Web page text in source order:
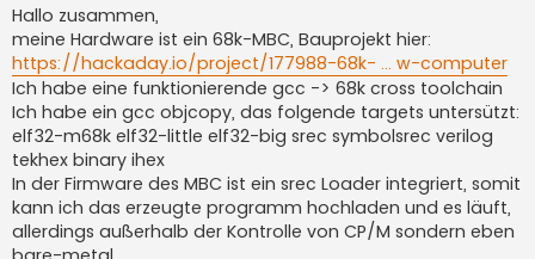
i
t
r
a
g
Hallo zusammen,
meine Hardware ist ein 68k-MBC, Bauprojekt hier:
https://hackaday.io/project/177988-68k- ... w-computer
Ich habe eine funktionierende gcc -> 68k cross toolchain
Ich habe ein gcc objcopy, das folgende targets untersützt:
elf32-m68k elf32-little elf32-big srec symbolsrec verilog
tekhex binary ihex
In der Firmware des MBC ist ein srec Loader integriert, somit
kann ich das erzeugte programm hochladen und es läuft,
allerdings außerhalb der Kontrolle von CP/M sondern eben